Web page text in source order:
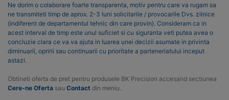
Ne dorim o colaborare foarte transparenta, motiv pentru care va rugam sa
ne transmiteti timp de aprox. 2-3 luni solicitarile / provocarile Dvs. zilnice
(indiferent de departamentul tehnic din care provin). Consideram ca in
acest interval de timp este unul suficiet si cu siguranta veti putea avea o
concluzie clara ce va va ajuta in luarea unei decizii asumate in privinta
diminuarii, opririi sau continuarii cu prioritate a parteneriatului inceput
astazi.
Obtineti oferta de pret pentru produsele BK Precision accesand sectiunea
Cere-ne Oferta sau Contact din meniu.